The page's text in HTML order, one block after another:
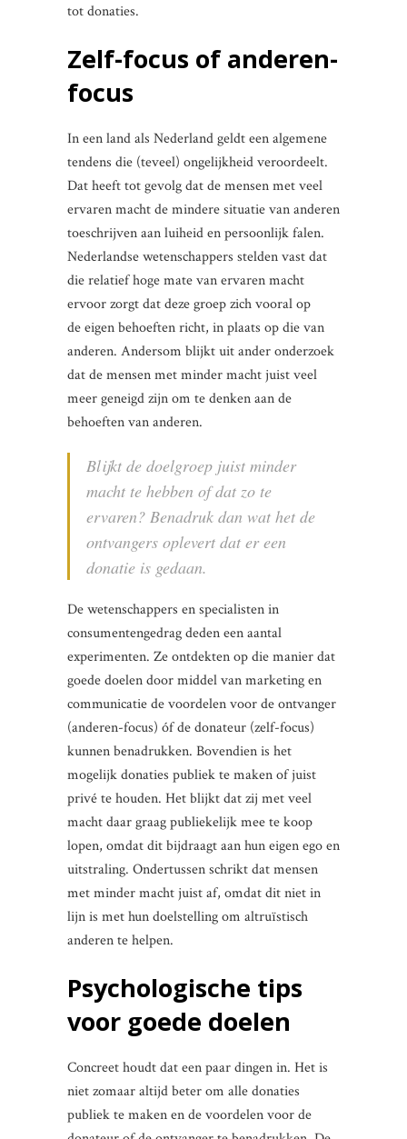
tot donaties.
Zelf-focus of anderen-
focus
In een land als Nederland geldt een algemene
tendens die (teveel) ongelijkheid veroordeelt.
Dat heeft tot gevolg dat de mensen met veel
ervaren macht de mindere situatie van anderen
toeschrijven aan luiheid en persoonlijk falen.
Nederlandse wetenschappers stelden vast dat
die relatief hoge mate van ervaren macht
ervoor zorgt dat deze groep zich vooral op
de eigen behoeften richt, in plaats op die van
anderen. Andersom blijkt uit ander onderzoek
dat de mensen met minder macht juist veel
meer geneigd zijn om te denken aan de
behoeften van anderen.
Blijkt de doelgroep juist minder
macht te hebben of dat zo te
ervaren? Benadruk dan wat het de
ontvangers oplevert dat er een
donatie is gedaan.
De wetenschappers en specialisten in
consumentengedrag deden een aantal
experimenten. Ze ontdekten op die manier dat
goede doelen door middel van marketing en
communicatie de voordelen voor de ontvanger
(anderen-focus) óf de donateur (zelf-focus)
kunnen benadrukken. Bovendien is het
mogelijk donaties publiek te maken of juist
privé te houden. Het blijkt dat zij met veel
macht daar graag publiekelijk mee te koop
lopen, omdat dit bijdraagt aan hun eigen ego en
uitstraling. Ondertussen schrikt dat mensen
met minder macht juist af, omdat dit niet in
lijn is met hun doelstelling om altruïstisch
anderen te helpen.
Psychologische tips
voor goede doelen
Concreet houdt dat een paar dingen in. Het is
niet zomaar altijd beter om alle donaties
publiek te maken en de voordelen voor de